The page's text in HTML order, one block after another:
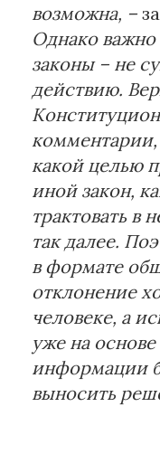
возможна, –
Однако
законы – не
действию.
какой целью
иной закон,
трактовать в
так далее.
в формате
отклонение
человеке, а
уже на
информации
выносить